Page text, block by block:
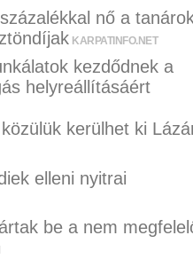
nő a
KARPATINFO.NET
kezdődnek a
helyreállításáért
kerülhet ki
elleni nyitrai
be a nem